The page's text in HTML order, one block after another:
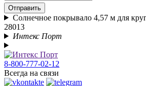
Отправить
Солнечное покрывало 4,57 м для
28013
Интекс Порт
8-800-777-02-12
Всегда на связи